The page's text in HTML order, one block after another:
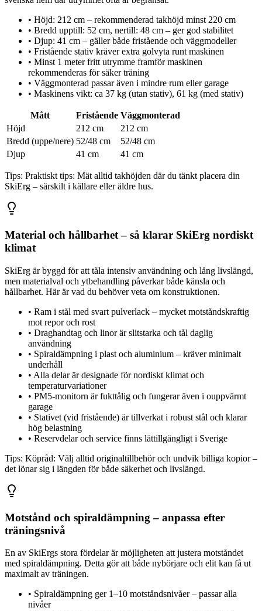
• Höjd: 212 cm – rekommenderad takhöjd minst 220 cm
• Bredd upptill: 52 cm, nertill: 48 cm – ger god stabilitet
• Djup: 41 cm – gäller både fristående och väggmodeller
• Fristående stativ kräver extra golvyta runt maskinen
• Minst 1 meter fritt utrymme framför maskinen
rekommenderas för säker träning
• Väggmonterad passar även i mindre rum eller garage
• Maskinens vikt: ca 37 kg (utan stativ), 61 kg (med stativ)
Mått Fristående Väggmonterad
Höjd
212 cm
212 cm
Bredd (uppe/nere) 52/48 cm
52/48 cm
Djup
41 cm 41 cm
Tips: Praktiskt tips: Mät alltid takhöjden där du tänkt placera din
SkiErg – särskilt i källare eller äldre hus.
Material och hållbarhet – så klarar SkiErg nordiskt
klimat
SkiErg är byggd för att tåla intensiv användning och lång livslängd,
men materialval och ytbehandling påverkar både känsla och
hållbarhet. Här är vad du behöver veta om konstruktionen.
• Ram i stål med svart pulverlack – mycket motståndskraftig
mot repor och rost
• Draghandtag och linor är slitstarka och tål daglig
användning
• Spiraldämpning i plast och aluminium – kräver minimalt
underhåll
• Alla delar är designade för nordiskt klimat och
temperaturvariationer
• PM5-monitorn är fukttålig och fungerar även i ouppvärmt
garage
• Stativet (vid fristående) är tillverkat i robust stål och klarar
hög belastning
• Reservdelar och service finns lättillgängligt i Sverige
Tips: Köpråd: Välj alltid originaltillbehör och undvik billiga kopior –
det lönar sig i längden för både säkerhet och livslängd.
Motstånd och spiraldämpning – anpassa efter
träningsnivå
En av SkiErgs stora fördelar är möjligheten att justera motståndet
med spiraldämpning. Detta gör att både nybörjare och elit kan få ut
maximalt av träningen.
• Spiraldämpning ger 1–10 motståndsnivåer – passar alla
nivåer